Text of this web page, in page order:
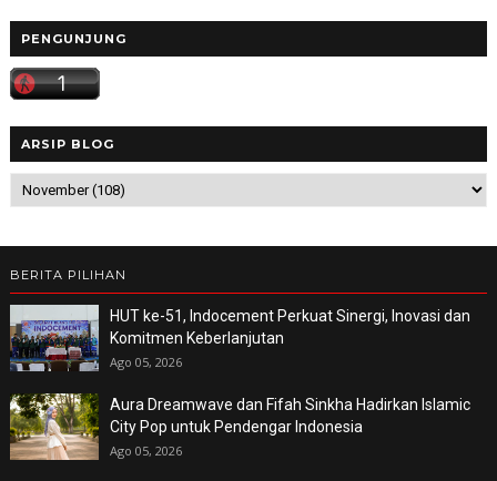
PENGUNJUNG
ARSIP BLOG
BERITA PILIHAN
HUT ke-51, Indocement Perkuat Sinergi, Inovasi dan
Komitmen Keberlanjutan
Ago 05, 2026
Aura Dreamwave dan Fifah Sinkha Hadirkan Islamic
City Pop untuk Pendengar Indonesia
Ago 05, 2026